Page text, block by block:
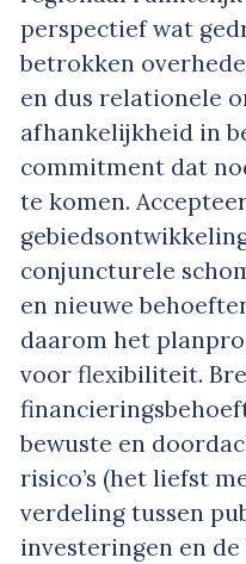
perspectief wat
betrokken
en dus relationele
afhankelijkheid in
commitment dat
te komen.
conjuncturele
en nieuwe
daarom het
voor flexibiliteit.
bewuste en
risico’s (het liefst
verdeling tussen
investeringen en